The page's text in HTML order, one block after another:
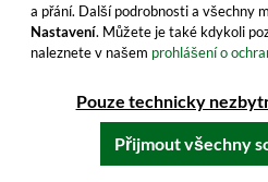
a přání. Další podrobnosti a všechny
Nastavení. Můžete je také kdykoli
naleznete v našem prohlášení o
Pouze technicky
Přijmout všechny